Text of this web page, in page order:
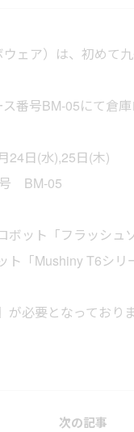
ェア）は、初めて
番号BM-05にて倉庫
24日(水),25日(木)
号 BM-05
ボット「フラッシュ
ト「Mushiny T6シリ
が必要となっており
次の記事